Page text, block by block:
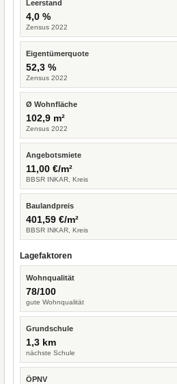
Leerstand
4,0 %
Zensus 2022
Eigentümerquote
52,3 %
Zensus 2022
Ø Wohnfläche
102,9 m²
Zensus 2022
Angebotsmiete
11,00 €/m²
BBSR INKAR, Kreis
Baulandpreis
401,59 €/m²
BBSR INKAR, Kreis
Lagefaktoren
Wohnqualität
78/100
gute Wohnqualität
Grundschule
1,3 km
nächste Schule
ÖPNV